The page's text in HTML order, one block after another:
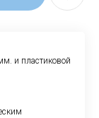
и пластиковой